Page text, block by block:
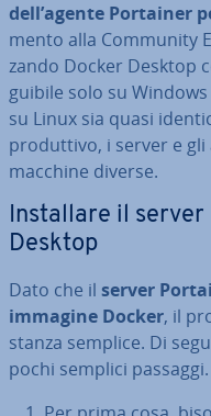
dell’agente Portainer
men­to alla Community
zan­do Docker Desktop
gui­bi­le solo su Windows
su Linux sia quasi
pro­dut­ti­vo, i server e
macchine diverse.
In­stal­la­re il
Desktop
Dato che il server
immagine Docker, il
stan­za semplice. Di
pochi semplici passaggi.